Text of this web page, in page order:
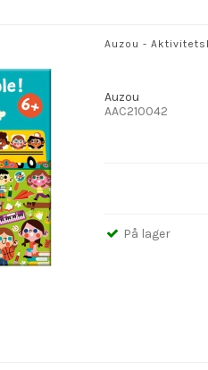
Auzou -
Auzou
AAC210042
På lager